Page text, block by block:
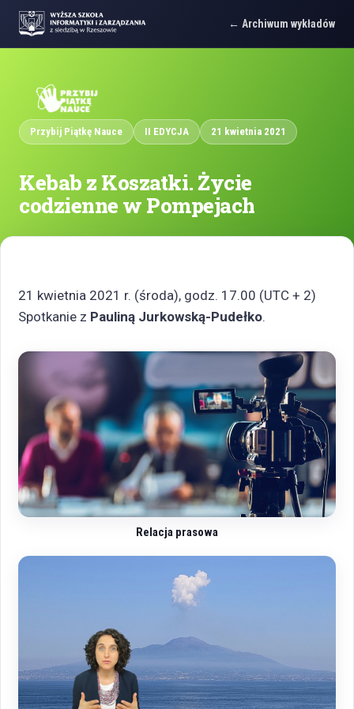
Archiwum wykładów
Przybij Piątkę Nauce II EDYCJA 21 kwietnia 2021
Kebab z Koszatki. Życie
codzienne w Pompejach
21 kwietnia 2021 r. (środa), godz. 17.00 (UTC + 2)
Spotkanie z Pauliną Jurkowską-Pudełko.
Relacja prasowa